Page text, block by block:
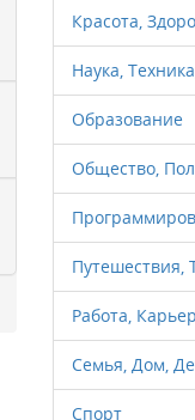
Красота,
Наука,
Образование
Общество,
Путешествия,
Работа,
Семья, Дом,
Спорт